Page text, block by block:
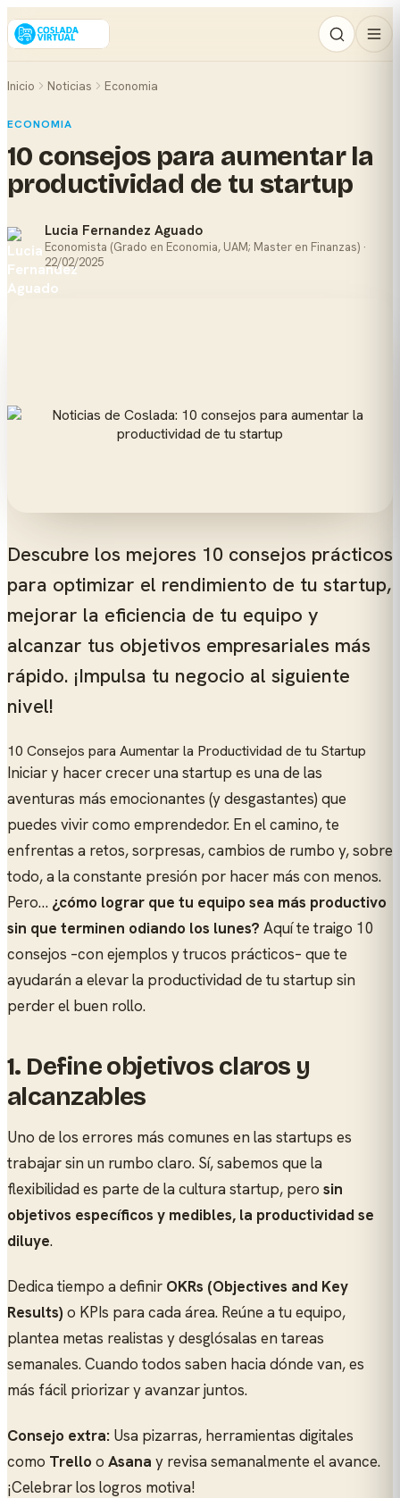
Inicio Noticias Economia
ECONOMIA
10 consejos para aumentar la
productividad de tu startup
Lucia Fernandez Aguado
Economista (Grado en Economia, UAM; Master en Finanzas) ·
22/02/2025
Descubre los mejores 10 consejos prácticos
para optimizar el rendimiento de tu startup,
mejorar la eficiencia de tu equipo y
alcanzar tus objetivos empresariales más
rápido. ¡Impulsa tu negocio al siguiente
nivel!
10 Consejos para Aumentar la Productividad de tu Startup
Iniciar y hacer crecer una startup es una de las
aventuras más emocionantes (y desgastantes) que
puedes vivir como emprendedor. En el camino, te
enfrentas a retos, sorpresas, cambios de rumbo y, sobre
todo, a la constante presión por hacer más con menos.
Pero… ¿cómo lograr que tu equipo sea más productivo
sin que terminen odiando los lunes? Aquí te traigo 10
consejos –con ejemplos y trucos prácticos– que te
ayudarán a elevar la productividad de tu startup sin
perder el buen rollo.
1. Define objetivos claros y
alcanzables
Uno de los errores más comunes en las startups es
trabajar sin un rumbo claro. Sí, sabemos que la
flexibilidad es parte de la cultura startup, pero sin
objetivos específicos y medibles, la productividad se
diluye.
Dedica tiempo a definir OKRs (Objectives and Key
Results) o KPIs para cada área. Reúne a tu equipo,
plantea metas realistas y desglósalas en tareas
semanales. Cuando todos saben hacia dónde van, es
más fácil priorizar y avanzar juntos.
Consejo extra: Usa pizarras, herramientas digitales
como Trello o Asana y revisa semanalmente el avance.
¡Celebrar los logros motiva!